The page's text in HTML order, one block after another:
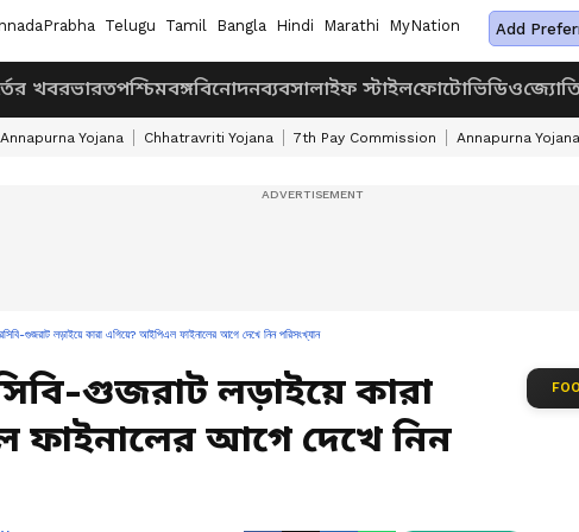
Telugu Tamil Bangla Hindi Marathi MyNation Add
খবরভারতপশ্চিমবঙ্গবিনোদনব্যবসালাইফ স্টাইলফোটোভিডিও
Annapurna Yojana Chhatravriti Yojana 7th Pay Commission Annapurna
গুজরাট লড়াইয়ে কারা এগিয়ে? আইপিএল ফাইনালের আগে দেখে নিন পরিসংখ্যান
গুজরাট লড়াইয়ে কারা
আগে দেখে নিন